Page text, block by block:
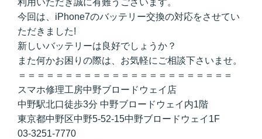
今回は、iPhone7のバッテリー交換の対応をさせてい
ただきました!
新しいバッテリーは良好でしょうか？
また何かお困りの際は、お気軽にご相談下さいませ。
＝＝＝＝＝＝＝＝＝＝＝＝＝＝＝＝＝＝＝＝＝＝＝
スマホ修理工房中野ブロードウェイ店
中野駅北口徒歩3分 中野ブロードウェイ内1階
東京都中野区中野5-52-15中野ブロードウェイ1F
03-3251-7770